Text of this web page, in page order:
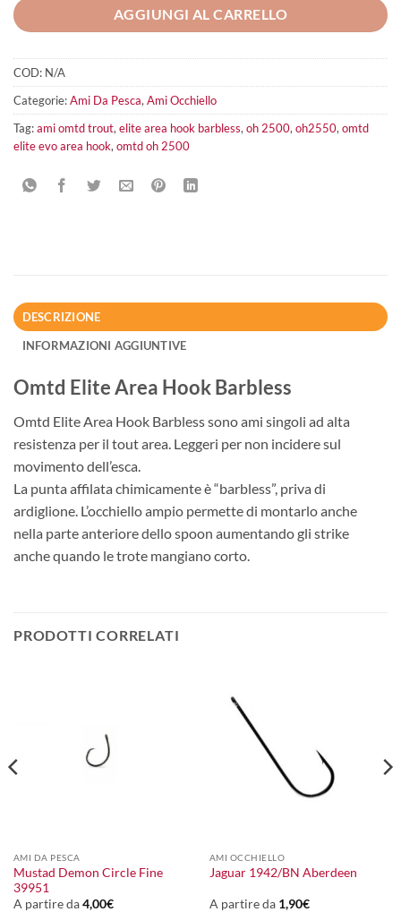
AGGIUNGI AL CARRELLO
COD: N/A
Categorie:Ami Da Pesca, Ami Occhiello
Tag:ami omtd trout, elite area hook barbless, oh 2500, oh2550, omtd
elite evo area hook, omtd oh 2500
DESCRIZIONE
INFORMAZIONI AGGIUNTIVE
Omtd Elite Area Hook Barbless
Omtd Elite Area Hook Barbless sono ami singoli ad alta
resistenza per il tout area. Leggeri per non incidere sul
movimento dell’esca.
La punta affilata chimicamente è “barbless”, priva di
ardiglione. L’occhiello ampio permette di montarlo anche
nella parte anteriore dello spoon aumentando gli strike
anche quando le trote mangiano corto.
PRODOTTI CORRELATI
AMI DA PESCA
Mustad Demon Circle Fine
39951
A partire da4,00€
AMI OCCHIELLO
Jaguar 1942/BN Aberdeen
A partire da 1,90€